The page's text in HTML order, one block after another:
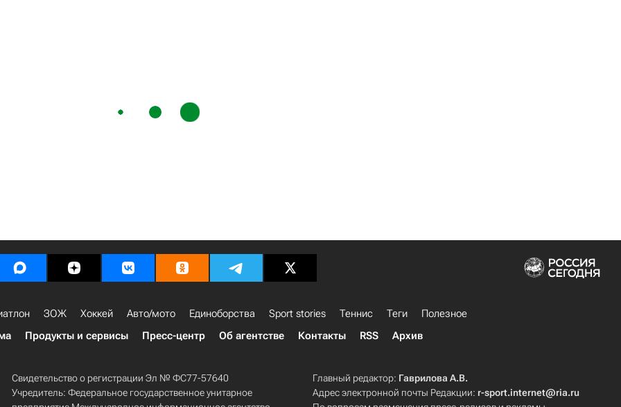
ЗОЖ Хоккей Авто/мото Единоборства Sport stories Теннис Теги
Полезное
Продукты и сервисы Пресс-центр Об агентстве Контакты RSS Архив
Свидетельство о регистрации Эл № ФС77-57640
Учредитель: Федеральное государственное унитарное
Главный редактор: Гаврилова А.В.
Адрес электронной почты Редакции: r-sport.internet@ria.ru